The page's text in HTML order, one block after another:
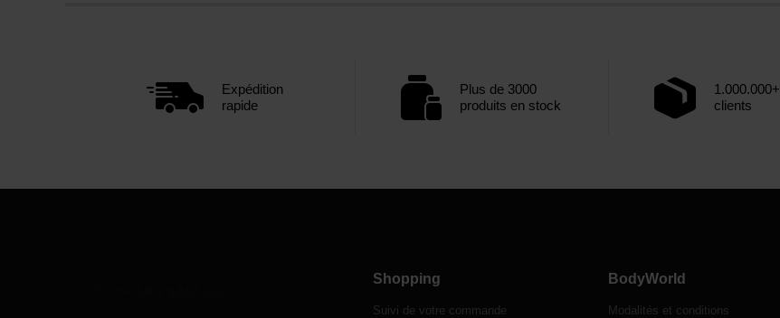
Expédition
rapide
Plus de 3000
produits en stock
1.000.000+
clients
Shopping
Suivi de votre commande
BodyWorld
Modalités et conditions